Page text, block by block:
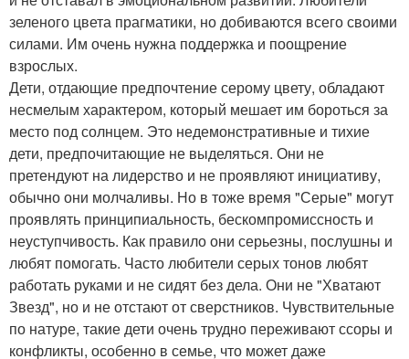
зеленого цвета прагматики, но добиваются всего своими
силами. Им очень нужна поддержка и поощрение
взрослых.
Дети, отдающие предпочтение серому цвету, обладают
несмелым характером, который мешает им бороться за
место под солнцем. Это недемонстративные и тихие
дети, предпочитающие не выделяться. Они не
претендуют на лидерство и не проявляют инициативу,
обычно они молчаливы. Но в тоже время "Серые" могут
проявлять принципиальность, бескомпромиссность и
неуступчивость. Как правило они серьезны, послушны и
любят помогать. Часто любители серых тонов любят
работать руками и не сидят без дела. Они не "Хватают
Звезд", но и не отстают от сверстников. Чувствительные
по натуре, такие дети очень трудно переживают ссоры и
конфликты, особенно в семье, что может даже